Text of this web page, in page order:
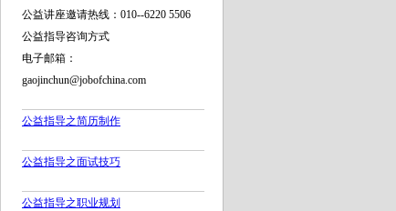
公益讲座邀请热线：010--6220 5506
公益指导咨询方式
电子邮箱：
gaojinchun@jobofchina.com
公益指导之简历制作
公益指导之面试技巧
公益指导之职业规划